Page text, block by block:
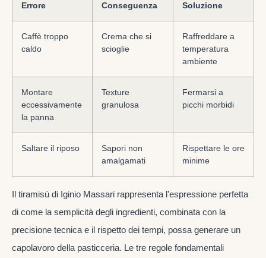
Errore Conseguenza Soluzione
Caffè troppo
caldo
Crema che si
scioglie
Raffreddare a
temperatura
ambiente
Montare
eccessivamente
la panna
Texture
granulosa
Fermarsi a
picchi morbidi
Saltare il riposo
Sapori non
amalgamati
Rispettare le ore
minime
Il tiramisù di Iginio Massari rappresenta l’espressione perfetta
di come la semplicità degli ingredienti, combinata con la
precisione tecnica e il rispetto dei tempi, possa generare un
capolavoro della pasticceria. Le tre regole fondamentali